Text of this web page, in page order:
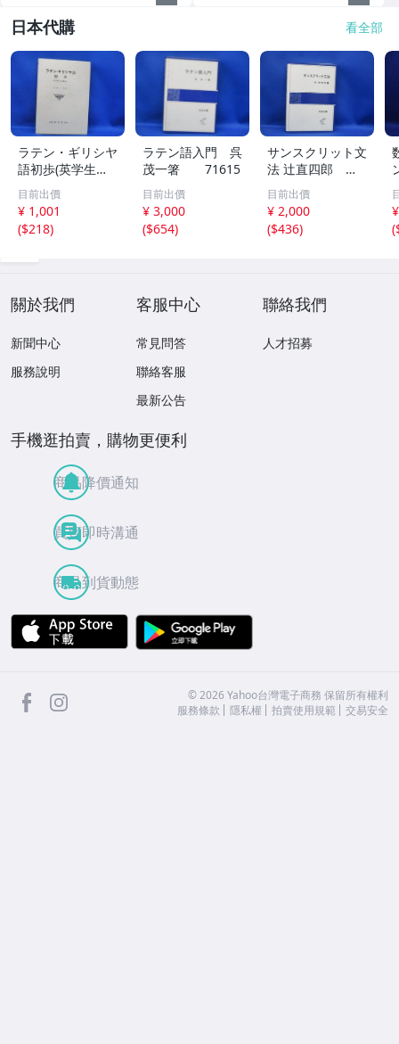
日本代購 看全部
ラテン・ギリシヤ
語初歩(英学生の
薦め) 市河三
喜 １９９１年3
5版 71614
目前出價
¥ 1,001
($218)
ラテン語入門 呉
茂一箸 71615
目前出價
¥ 3,000
($654)
サンスクリット文
法 辻直四郎 岩
波全書 71613
目前出價
¥ 2,000
($436)
(
關於我們
新聞中心
服務說明
客服中心
常見問答
聯絡客服
最新公告
聯絡我們
人才招募
手機逛拍賣，購物更便利
商品降價通知
買賣即時溝通
商品到貨動態
APP Store
facebook ©2026 Yahoo台灣電子商務 保留所有權利
服務條款
隱私權 拍賣使用規範 交易安全